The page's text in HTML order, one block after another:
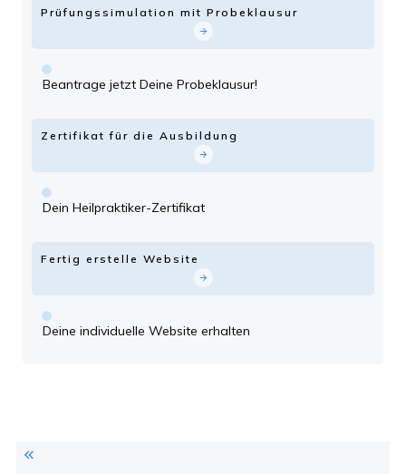
Prüfungssimulation mit Probeklausur
Beantrage jetzt Deine Probeklausur!
Zertifikat für die Ausbildung
Dein Heilpraktiker-Zertifikat
Fertig erstelle Website
Deine individuelle Website erhalten